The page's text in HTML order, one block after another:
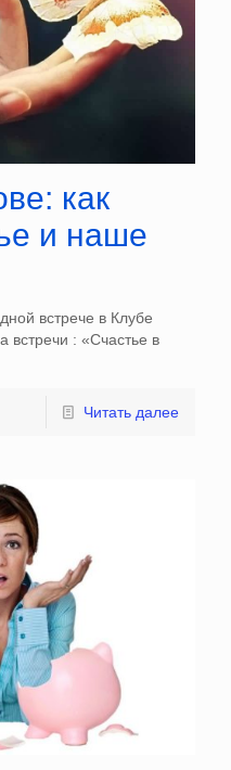
как
и наше
встрече в Клубе
встречи : «Счастье в
Читать далее